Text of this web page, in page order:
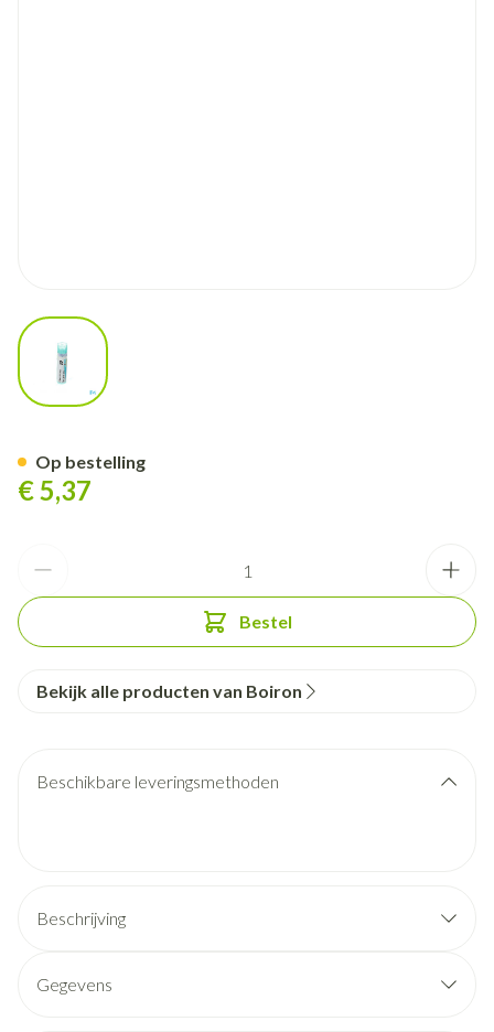
View larger image
€ 5,37
Bestel
Op bestelling
Bekijk alle producten van Boiron
Beschikbare leveringsmethoden
Beschrijving
Gegevens